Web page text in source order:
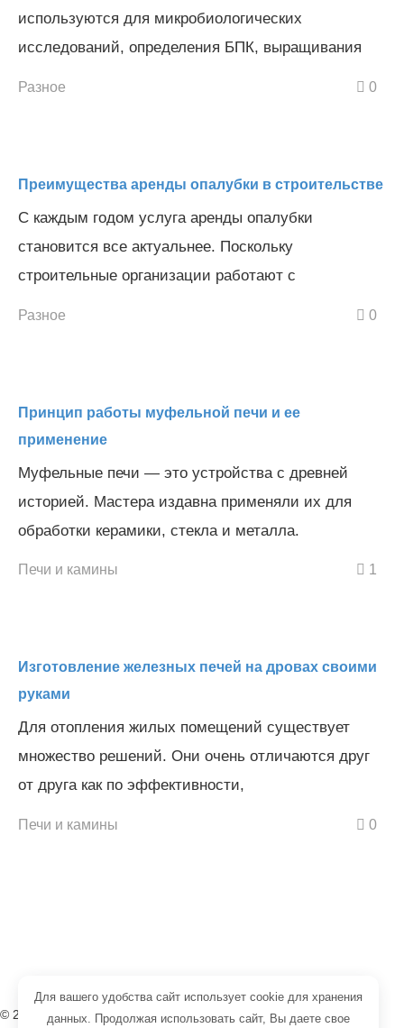
используются для микробиологических
исследований, определения БПК, выращивания
Разное 0
Преимущества аренды опалубки в строительстве
С каждым годом услуга аренды опалубки
становится все актуальнее. Поскольку
строительные организации работают с
Разное 0
Принцип работы муфельной печи и ее
применение
Муфельные печи — это устройства с древней
историей. Мастера издавна применяли их для
обработки керамики, стекла и металла.
Печи и камины 1
Изготовление железных печей на дровах своими
руками
Для отопления жилых помещений существует
множество решений. Они очень отличаются друг
от друга как по эффективности,
Печи и камины 0
© 2008-2026 редакция портала «Тепло Проект»
Для вашего удобства сайт использует cookie для хранения
данных. Продолжая использовать сайт, Вы даете свое